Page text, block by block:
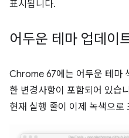
표시됩니다.
어두운 테마 업데이
Chrome 67에는 어두운 테마
한 변경사항이 포함되어 있습
현재 실행 줄이 이제 녹색으로